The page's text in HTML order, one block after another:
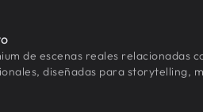
de escenas reales relacionadas
diseñadas para storytelling,